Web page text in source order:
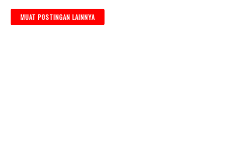
MUAT POSTINGAN LAINNYA